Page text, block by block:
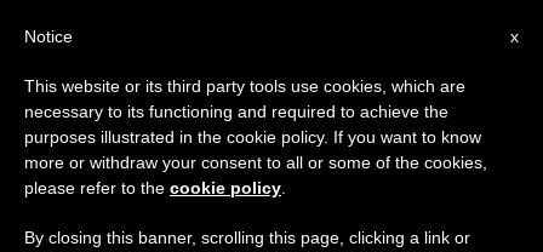
×
Aviso importante
Del 27 de julio al 7 de agosto haremos la pausa
anual, aprovechando que en el periodo de verano
se generan menos informaciones y también el
x
Notice
This website or its third party tools use cookies, which are
necessary to its functioning and required to achieve the
purposes illustrated in the cookie policy. If you want to know
more or withdraw your consent to all or some of the cookies,
please refer to the cookie policy
By closing this banner, scrolling this page, clicking a link or